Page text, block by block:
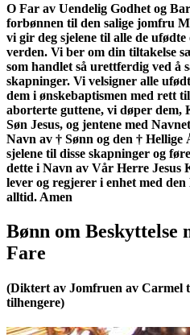
O Far av Uendelig Godhet og
forbønnen til den salige jomfru
vi gir deg sjelene til alle de
verden. Vi ber om din tiltakelse
som handlet så urettferdig ved å
skapninger. Vi velsigner alle
dem i ønskebaptismen med rett
aborterte guttene, vi døper
Søn Jesus, og jentene med
Navn av † Sønn og den † Hellige
sjelene til disse skapninger og
dette i Navn av Vår Herre Jesus
lever og regjerer i enhet med
alltid. Amen
Bønn om Beskyttelse
Fare
(Diktert av Jomfruen av Carmel
tilhengere)